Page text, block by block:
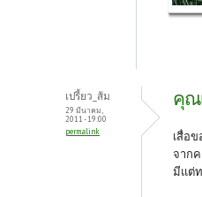
เปรี้ยว_ส้ม
29 มีนาคม,
2011 - 19:00
permalink
คุณ
เสื่อ
จาก
มีแต่